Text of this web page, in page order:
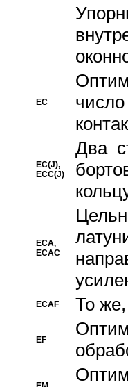
EC
EC(J),
ECC(J)
Два
ECA,
ECAC
ECAF То
EF